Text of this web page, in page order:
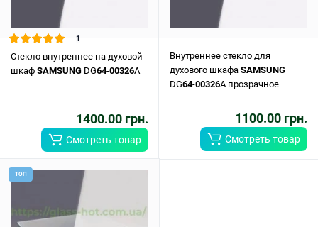
1
Стекло внутреннее на духовой
шкаф SAMSUNG DG64-00326A
1400.00 грн.
Смотреть товар
Внутреннее стекло для
духового шкафа SAMSUNG
DG64-00326A прозрачное
1100.00 грн.
Смотреть товар
ТОП